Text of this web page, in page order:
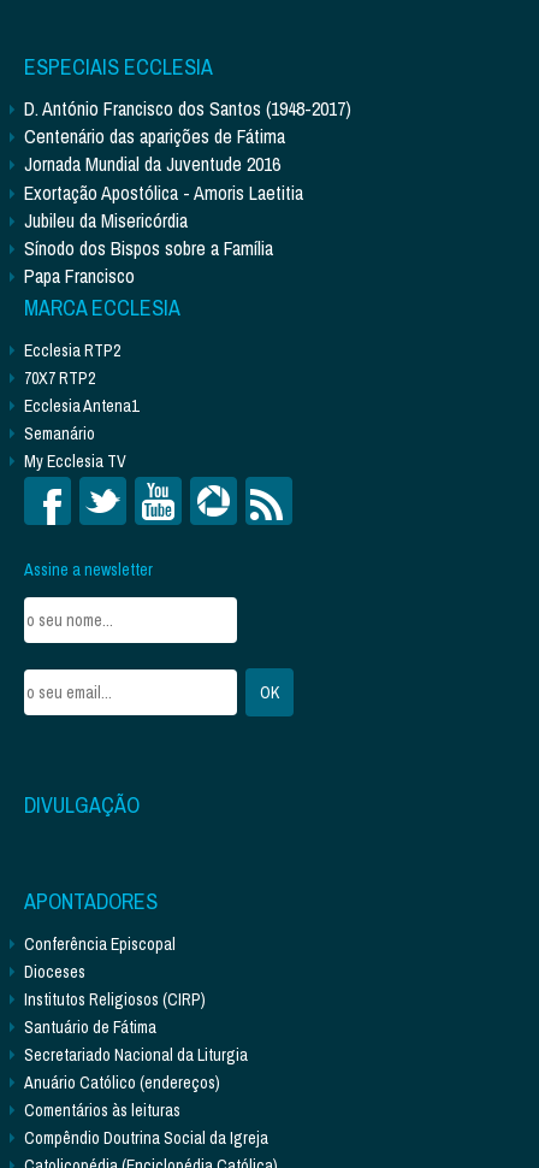
ESPECIAIS ECCLESIA
D. António Francisco dos Santos (1948-2017)
Centenário das aparições de Fátima
Jornada Mundial da Juventude 2016
Exortação Apostólica - Amoris Laetitia
Jubileu da Misericórdia
Sínodo dos Bispos sobre a Família
Papa Francisco
MARCA ECCLESIA
Ecclesia RTP2
70X7 RTP2
Ecclesia Antena1
Semanário
My Ecclesia TV
Assine a newsletter
DIVULGAÇÃO
APONTADORES
Conferência Episcopal
Dioceses
Institutos Religiosos (CIRP)
Santuário de Fátima
Secretariado Nacional da Liturgia
Anuário Católico (endereços)
Comentários às leituras
Compêndio Doutrina Social da Igreja